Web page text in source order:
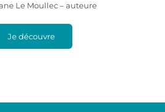
Le Moullec – auteure
Je découvre